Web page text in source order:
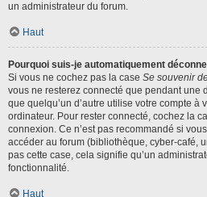
un administrateur du forum.
Haut
Pourquoi suis-je automatiquement
Si vous ne cochez pas la case Se souvenir
vous ne resterez connecté que pendant une
que quelqu’un d’autre utilise votre compte à
ordinateur. Pour rester connecté, cochez la
connexion. Ce n’est pas recommandé si
accéder au forum (bibliothèque, cyber-café,
pas cette case, cela signifie qu’un
fonctionnalité.
Haut